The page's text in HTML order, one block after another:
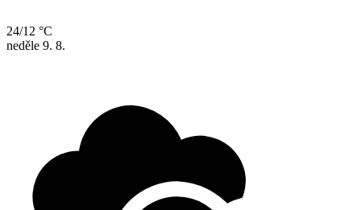
24/12 °C
neděle 9. 8.